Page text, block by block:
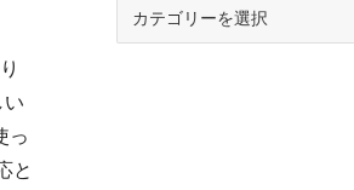
い
っ
と